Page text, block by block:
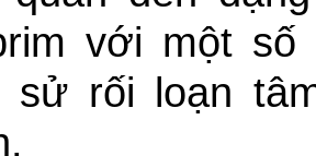
với một
sử rối loạn